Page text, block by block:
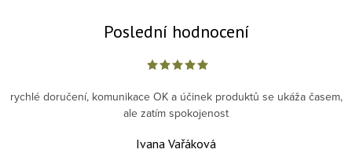
Poslední hodnocení
rychlé doručení, komunikace OK a účinek produktů se ukáža časem,
ale zatím spokojenost
Ivana Vařáková